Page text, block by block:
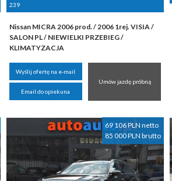
239
Nissan MICRA 2006 prod. / 2006 1rej. VISIA /
SALON PL / NIEWIELKI PRZEBIEG /
KLIMATYZACJA
Wyślij ofertę na e-mail
Email do opiekuna
Umów jazdę próbną
69 106 PLN netto
85 000 PLN brutto